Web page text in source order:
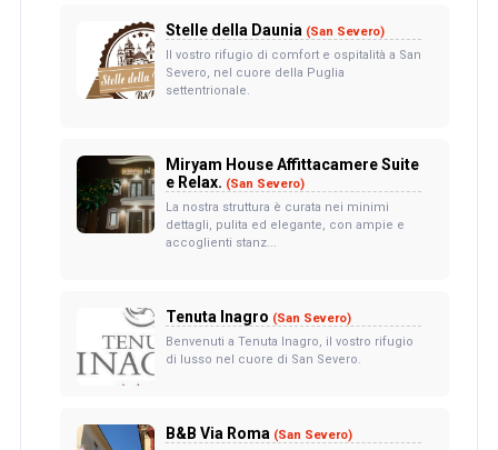
Stelle della Daunia (San Severo)
Il vostro rifugio di comfort e ospitalità a San
Severo, nel cuore della Puglia
settentrionale.
Miryam House Affittacamere Suite
e Relax. (San Severo)
La nostra struttura è curata nei minimi
dettagli, pulita ed elegante, con ampie e
accoglienti stanz...
Tenuta Inagro (San Severo)
Benvenuti a Tenuta Inagro, il vostro rifugio
di lusso nel cuore di San Severo.
B&B Via Roma (San Severo)